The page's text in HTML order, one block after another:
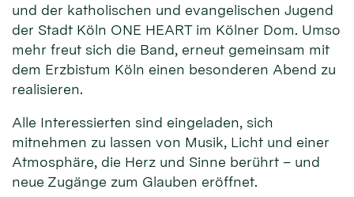
und der katholischen und evangelischen Jugend
der Stadt Köln ONE HEART im Kölner Dom. Umso
mehr freut sich die Band, erneut gemeinsam mit
dem Erzbistum Köln einen besonderen Abend zu
realisieren.
Alle Interessierten sind eingeladen, sich
mitnehmen zu lassen von Musik, Licht und einer
Atmosphäre, die Herz und Sinne berührt – und
neue Zugänge zum Glauben eröffnet.